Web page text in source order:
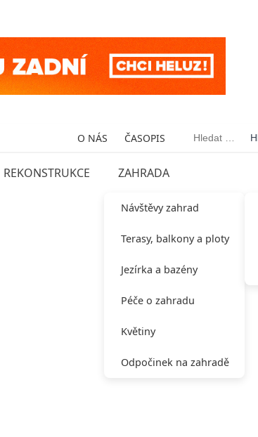
O NÁS ČASOPIS Vyhledávání
REKONSTRUKCE ZAHRADA
Návštěvy zahrad
Terasy, balkony a ploty
Jezírka a bazény
Péče o zahradu
Květiny
Odpočinek na zahradě